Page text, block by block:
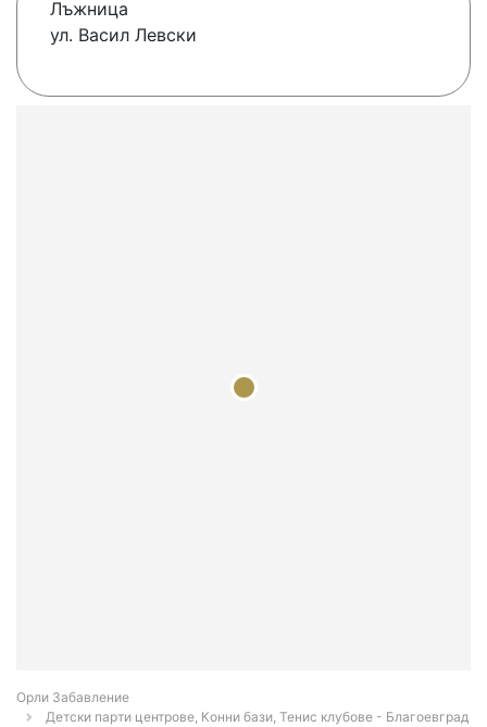
Лъжница
ул. Васил Левски
Орли Забавление
Детски парти центрове, Конни бази, Тенис клубове - Благоевград